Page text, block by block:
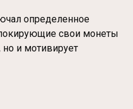
определенное
свои монеты
но и мотивирует